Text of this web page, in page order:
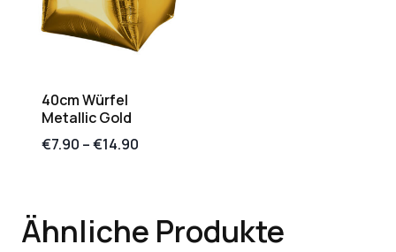
40cm Würfel
Metallic Gold
€7.90 –€14.90
Ähnliche Produkte